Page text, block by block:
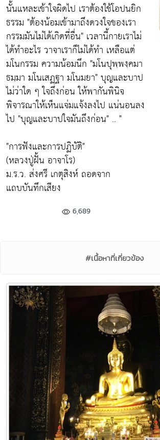
นั้นแหละเข้าใจผิดไป เราต้องใช้โอปนยิก
ธรรม "ต้องน้อมเข้ามาถึงดวงใจของเรา
กรรมมันไม่ได้เกิดที่อื่น" เวลานี้กายเราไม่
ได้ทำอะไร วาจาเราก็ไม่ได้ทำ เหลือแต่
มโนกรรม ความน้อมนึก "มโนปุพฺพงฺคมา
ธมฺมา มโนเสฏฺฐา มโนมยา"บุญและบาป
ไม่ว่าใด ๆ ใจถึงก่อน ให้พากันพินิจ
พิจารณาให้เห็นแจ่มแจ้งลงไป แน่นอนลง
ไป "บุญและบาปใจมันถึงก่อน" .. "
"การฟังและการปฏิบัติ"
(หลวงปู่ฝั้น อาจาโร)
ม.ร.ว. ส่งศรี เกตุสิงห์ ถอดจาก
แถบบันทึกเสียง
6,689
#เนื้อหาที่เกี่ยวข้อง